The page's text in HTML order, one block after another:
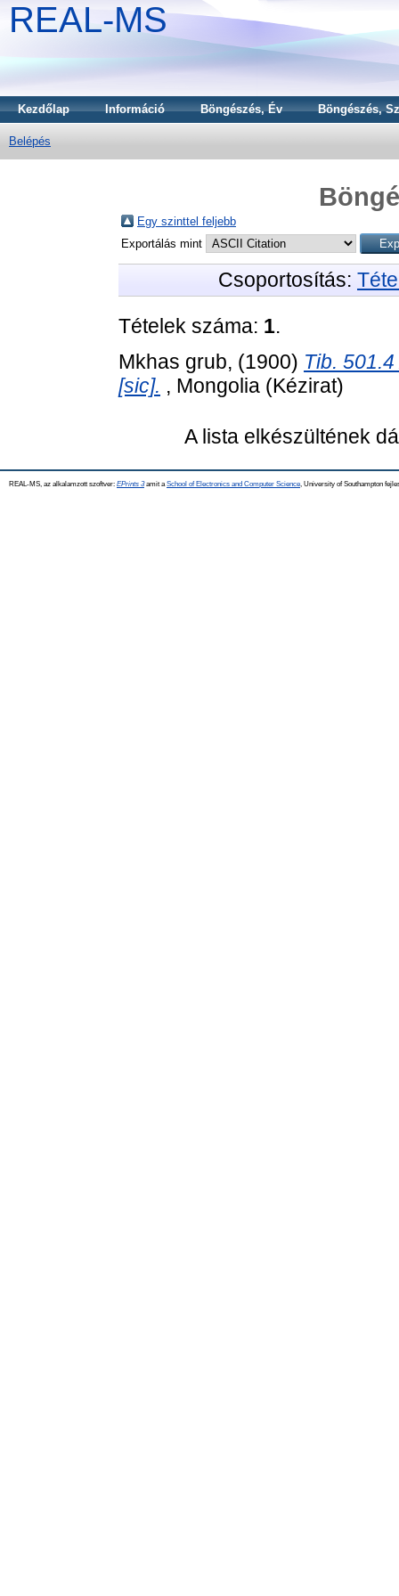
REAL-MS
Kezdőlap Információ Böngészés, Év Böngészés,
Belépés
Egy szinttel feljebb
Exportálás mint
Csoportosítás:
Tételek száma: 1.
Mkhas grub, (1900) Tib.
[sic]. , Mongolia (Kézirat)
A lista elkészültének
REAL-MS, az alkalamzott szoftver: EPrints 3amit a School of Electronics and Computer Science , University of Southampton